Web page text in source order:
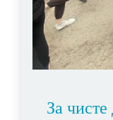
За чисте